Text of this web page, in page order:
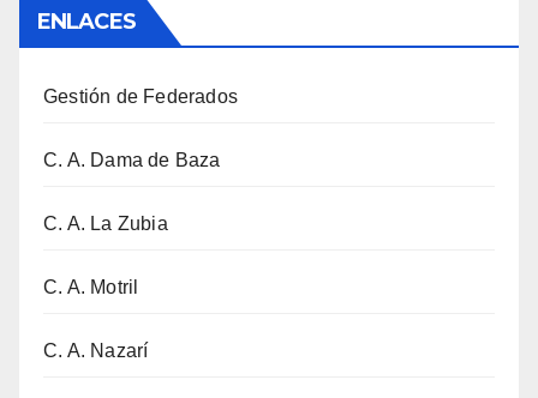
ENLACES
Gestión de Federados
C. A. Dama de Baza
C. A. La Zubia
C. A. Motril
C. A. Nazarí